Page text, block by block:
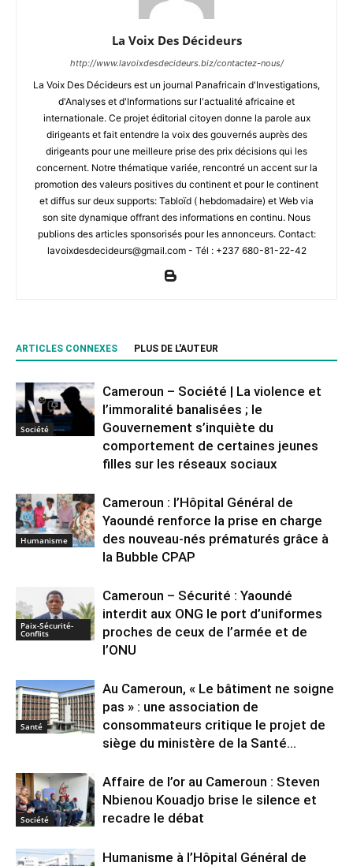
La Voix Des Décideurs
http://www.lavoixdesdecideurs.biz/contactez-nous/
La Voix Des Décideurs est un journal Panafricain d'Investigations,
d'Analyses et d'Informations sur l'actualité africaine et
internationale. Ce projet éditorial citoyen donne la parole aux
dirigeants et fait entendre la voix des gouvernés auprès des
dirigeants pour une meilleure prise des prix décisions qui les
concernent. Notre thématique variée, rencontré un accent sur la
promotion des valeurs positives du continent et pour le continent
et diffus sur deux supports: Tabloïd ( hebdomadaire) et Web via
son site dynamique offrant des informations en continu. Nous
publions des articles sponsorisés pour les annonceurs. Contact:
lavoixdesdecideurs@gmail.com - Tél : +237 680-81-22-42
ARTICLES CONNEXES PLUS DE L'AUTEUR
Société
Cameroun – Société | La violence et
l’immoralité banalisées ; le
Gouvernement s’inquiète du
comportement de certaines jeunes
filles sur les réseaux sociaux
Humanisme
Cameroun : l’Hôpital Général de
Yaoundé renforce la prise en charge
des nouveau-nés prématurés grâce à
la Bubble CPAP
Paix-Sécurité-
Conflits
Cameroun – Sécurité : Yaoundé
interdit aux ONG le port d’uniformes
proches de ceux de l’armée et de
l’ONU
Santé
Au Cameroun, « Le bâtiment ne soigne
pas » : une association de
consommateurs critique le projet de
siège du ministère de la Santé...
Société
Affaire de l’or au Cameroun : Steven
Nbienou Kouadjo brise le silence et
recadre le débat
Humanisme à l’Hôpital Général de